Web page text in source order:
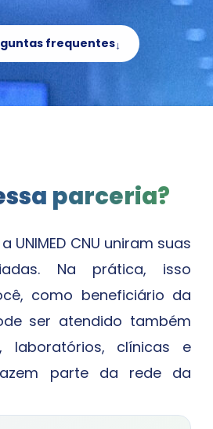
frequentes↓
parceria?
UNIMED CNU uniram suas
Na prática, isso
como beneficiário da
ser atendido também
laboratórios, clínicas e
parte da rede da